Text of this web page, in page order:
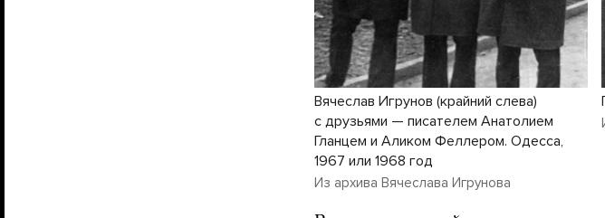
Вячеслав Игрунов (крайний слева)
с друзьями — писателем Анатолием
Гланцем и Аликом Феллером. Одесса,
1967 или 1968 год
Из архива Вячеслава Игрунова